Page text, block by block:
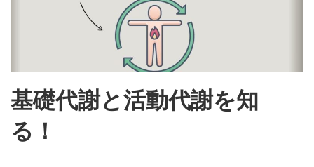
基礎代謝と活動代謝を知
る！